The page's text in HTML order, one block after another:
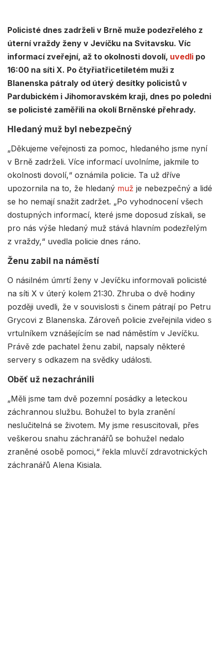
Policisté dnes zadrželi v Brně muže podezřelého z
úterní vraždy ženy v Jevíčku na Svitavsku. Víc
informací zveřejní, až to okolnosti dovolí, uvedli po
16:00 na síti X. Po čtyřiatřicetiletém muži z
Blanenska pátraly od úterý desítky policistů v
Pardubickém i Jihomoravském kraji, dnes po poledni
se policisté zaměřili na okolí Brněnské přehrady.
Hledaný muž byl nebezpečný
„Děkujeme veřejnosti za pomoc, hledaného jsme nyní
v Brně zadrželi. Více informací uvolníme, jakmile to
okolnosti dovolí,“ oznámila policie. Ta už dříve
upozornila na to, že hledaný muž je nebezpečný a lidé
se ho nemají snažit zadržet. „Po vyhodnocení všech
dostupných informací, které jsme doposud získali, se
pro nás výše hledaný muž stává hlavním podezřelým
z vraždy,“ uvedla policie dnes ráno.
Ženu zabil na náměstí
O násilném úmrtí ženy v Jevíčku informovali policisté
na síti X v úterý kolem 21:30. Zhruba o dvě hodiny
později uvedli, že v souvislosti s činem pátrají po Petru
Grycovi z Blanenska. Zároveň policie zveřejnila video s
vrtulníkem vznášejícím se nad náměstím v Jevíčku.
Právě zde pachatel ženu zabil, napsaly některé
servery s odkazem na svědky události.
Oběť už nezachránili
„Měli jsme tam dvě pozemní posádky a leteckou
záchrannou službu. Bohužel to byla zranění
neslučitelná se životem. My jsme resuscitovali, přes
veškerou snahu záchranářů se bohužel nedalo
zraněné osobě pomoci,“ řekla mluvčí zdravotnických
záchranářů Alena Kisiala.